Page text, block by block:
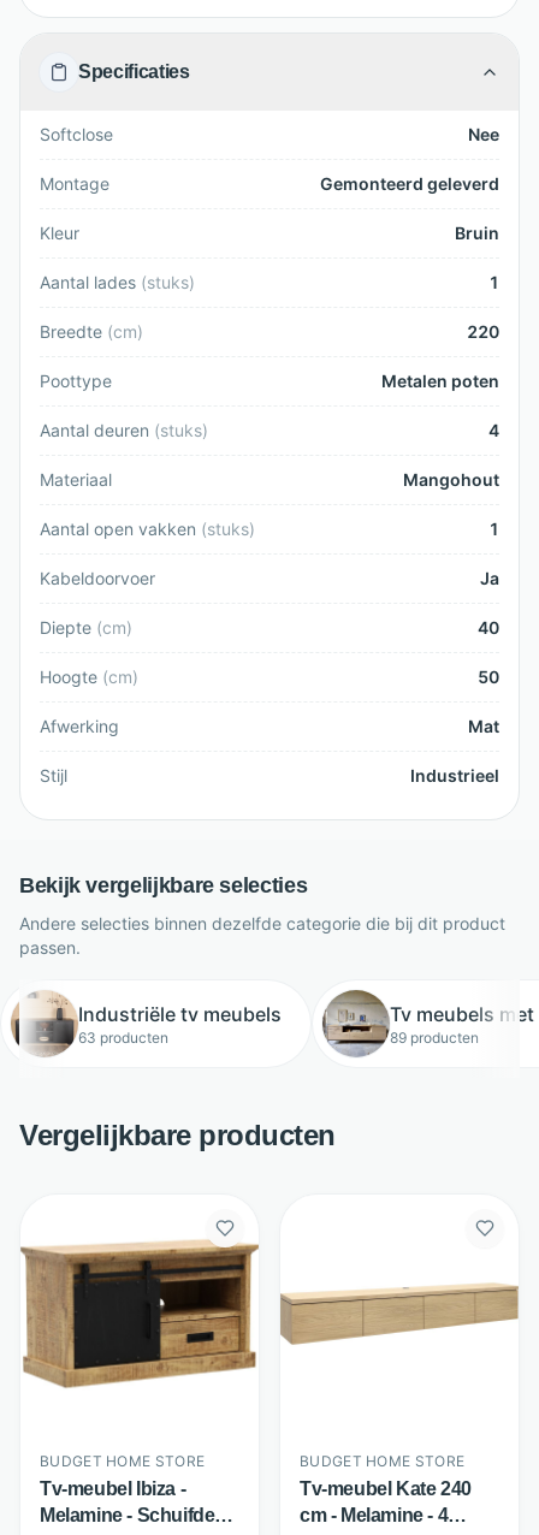
Specificaties
Softclose Nee
Montage Gemonteerd geleverd
Kleur Bruin
Aantal lades (stuks) 1
Breedte (cm) 220
Poottype Metalen poten
Aantal deuren (stuks) 4
Materiaal Mangohout
Aantal open vakken (stuks) 1
Kabeldoorvoer Ja
Diepte (cm) 40
Hoogte (cm) 50
Afwerking Mat
Stijl Industrieel
Bekijk vergelijkbare selecties
Andere selecties binnen dezelfde categorie die bij dit product
passen.
Industriële tv meubels
63 producten
Tv meubels
89 producten
Vergelijkbare producten
BUDGET HOME STORE
Tv-meubel Ibiza -
Melamine - Schuifdeur,
BUDGET HOME STORE
Tv-meubel Kate 240
cm - Melamine - 4